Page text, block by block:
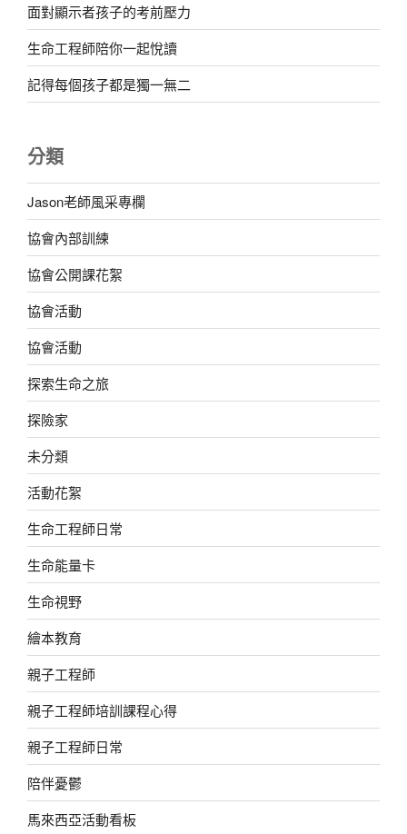
面對顯示者孩子的考前壓力
生命工程師陪你一起悅讀
記得每個孩子都是獨一無二
分類
Jason老師風采專欄
協會內部訓練
協會公開課花絮
協會活動
協會活動
探索生命之旅
探險家
未分類
活動花絮
生命工程師日常
生命能量卡
生命視野
繪本教育
親子工程師
親子工程師培訓課程心得
親子工程師日常
陪伴憂鬱
馬來西亞活動看板